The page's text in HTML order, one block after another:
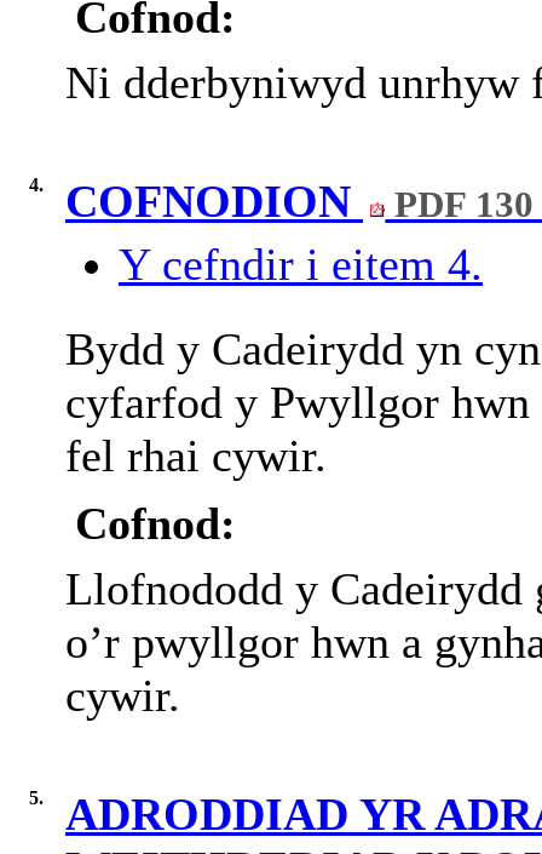
Cofnod:
Ni dderbyniwyd unrhyw
4. COFNODION PDF
Y cefndir i eitem 4.
Bydd y Cadeirydd yn
cyfarfod y Pwyllgor
fel rhai cywir.
Cofnod:
Llofnododd y
o’r pwyllgor hwn a
cywir.
5.
ADRODDIAD YR